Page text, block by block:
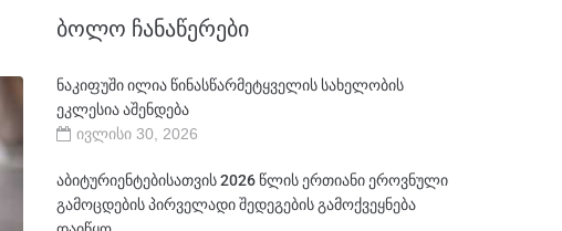
ᲑᲝᲚᲝ ᲩᲐᲜᲐᲬᲔᲠᲔᲑᲘ
ნაკიფუში ილია წინასწარმეტყველის სახელობის
ეკლესია აშენდება
ივლისი 30, 2026
აბიტურიენტებისათვის 2026 წლის ერთიანი ეროვნული
გამოცდების პირველადი შედეგების გამოქვეყნება